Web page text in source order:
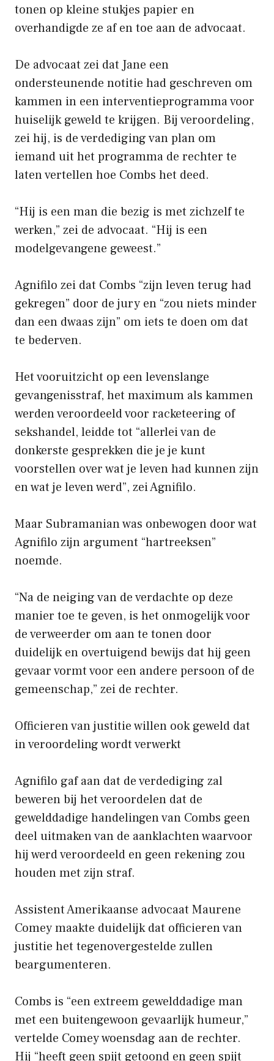
tonen op kleine stukjes papier en
overhandigde ze af en toe aan de advocaat.
De advocaat zei dat Jane een
ondersteunende notitie had geschreven om
kammen in een interventieprogramma voor
huiselijk geweld te krijgen. Bij veroordeling,
zei hij, is de verdediging van plan om
iemand uit het programma de rechter te
laten vertellen hoe Combs het deed.
“Hij is een man die bezig is met zichzelf te
werken,” zei de advocaat. “Hij is een
modelgevangene geweest.”
Agnifilo zei dat Combs “zijn leven terug had
gekregen” door de jury en “zou niets minder
dan een dwaas zijn” om iets te doen om dat
te bederven.
Het vooruitzicht op een levenslange
gevangenisstraf, het maximum als kammen
werden veroordeeld voor racketeering of
sekshandel, leidde tot “allerlei van de
donkerste gesprekken die je je kunt
voorstellen over wat je leven had kunnen zijn
en wat je leven werd”, zei Agnifilo.
Maar Subramanian was onbewogen door wat
Agnifilo zijn argument “hartreeksen”
noemde.
“Na de neiging van de verdachte op deze
manier toe te geven, is het onmogelijk voor
de verweerder om aan te tonen door
duidelijk en overtuigend bewijs dat hij geen
gevaar vormt voor een andere persoon of de
gemeenschap,” zei de rechter.
Officieren van justitie willen ook geweld dat
in veroordeling wordt verwerkt
Agnifilo gaf aan dat de verdediging zal
beweren bij het veroordelen dat de
gewelddadige handelingen van Combs geen
deel uitmaken van de aanklachten waarvoor
hij werd veroordeeld en geen rekening zou
houden met zijn straf.
Assistent Amerikaanse advocaat Maurene
Comey maakte duidelijk dat officieren van
justitie het tegenovergestelde zullen
beargumenteren.
Combs is “een extreem gewelddadige man
met een buitengewoon gevaarlijk humeur,”
vertelde Comey woensdag aan de rechter.
Hij “heeft geen spijt getoond en geen spijt